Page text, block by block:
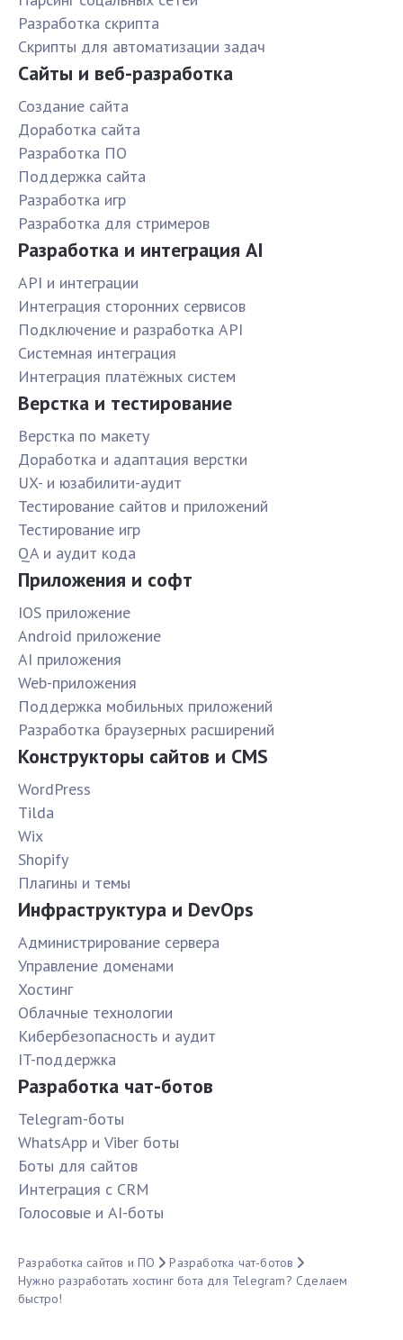
Разработка скрипта
Скрипты для автоматизации задач
Сайты и веб-разработка
Создание сайта
Доработка сайта
Разработка ПО
Поддержка сайта
Разработка игр
Разработка для стримеров
Разработка и интеграция AI
API и интеграции
Интеграция сторонних сервисов
Подключение и разработка API
Системная интеграция
Интеграция платёжных систем
Верстка и тестирование
Верстка по макету
Доработка и адаптация верстки
UX- и юзабилити-аудит
Тестирование сайтов и приложений
Тестирование игр
QA и аудит кода
Приложения и софт
IOS приложение
Android приложение
AI приложения
Web-приложения
Поддержка мобильных приложений
Разработка браузерных расширений
Конструкторы сайтов и CMS
WordPress
Tilda
Wix
Shopify
Плагины и темы
Инфраструктура и DevOps
Администрирование сервера
Управление доменами
Хостинг
Облачные технологии
Кибербезопасность и аудит
IT-поддержка
Разработка чат-ботов
Telegram-боты
WhatsApp и Viber боты
Боты для сайтов
Интеграция с CRM
Голосовые и AI-боты
Разработка сайтов и ПО
Разработка чат-ботов
Нужно разработать хостинг бота для Telegram? Сделаем
быстро!